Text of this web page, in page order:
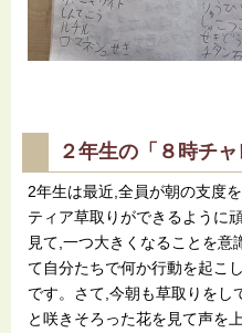
２年生の「８時チ
2年生は最近,全員が朝の支度
ティア草取りができるように
見て,一つ大きくなることを意
て自分たちで何か行動を起こ
です。さて,今朝も草取りをし
と咲きそろった花を見て声を